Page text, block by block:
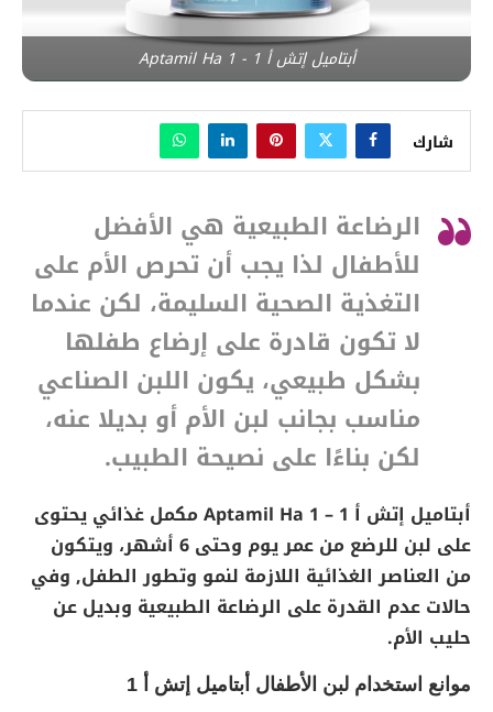
أبتاميل إتش أ 1 - Aptamil Ha 1
شارك
الرضاعة الطبيعية هي الأفضل
للأطفال لذا يجب أن تحرص الأم على
التغذية الصحية السليمة، لكن عندما
لا تكون قادرة على إرضاع طفلها
بشكل طبيعي، يكون اللبن الصناعي
مناسب بجانب لبن الأم أو بديلا عنه،
لكن بناءًا على نصيحة الطبيب.
أبتاميل إتش أ 1 – Aptamil Ha 1 مكمل غذائي يحتوى
على لبن للرضع من عمر يوم وحتى 6 أشهر، ويتكون
من العناصر الغذائية اللازمة لنمو وتطور الطفل, وفي
حالات عدم القدرة على الرضاعة الطبيعية وبديل عن
حليب الأم.
موانع استخدام لبن الأطفال أبتاميل إتش أ 1